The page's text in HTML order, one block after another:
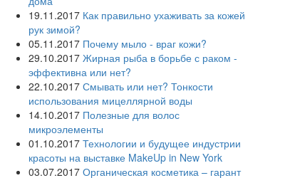
19.11.2017 Как правильно ухаживать за кожей
рук зимой?
05.11.2017 Почему мыло - враг кожи?
29.10.2017 Жирная рыба в борьбе с раком -
эффективна или нет?
22.10.2017 Смывать или нет? Тонкости
использования мицеллярной воды
14.10.2017 Полезные для волос
микроэлементы
01.10.2017 Технологии и будущее индустрии
красоты на выставке MakeUp in New York
03.07.2017 Органическая косметика – гарант